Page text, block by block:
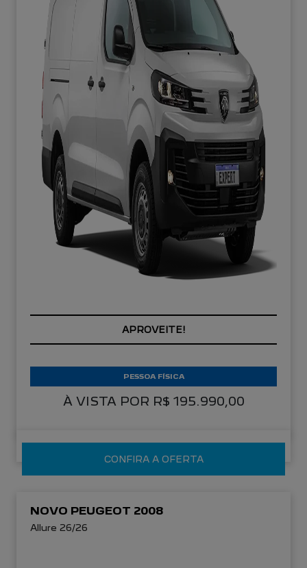
APROVEITE!
À VISTA POR R$ 195.990,00
PESSOA FÍSICA
CONFIRA A OFERTA
NOVO PEUGEOT 2008
Allure 26/26